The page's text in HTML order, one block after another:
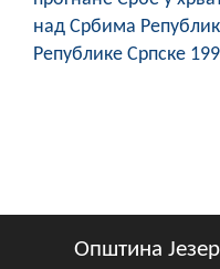
над Србима
Републике Српске
Општина